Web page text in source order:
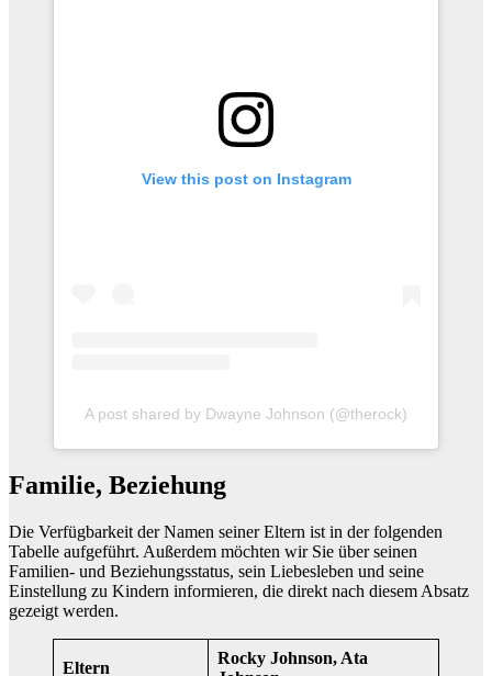
View this post on Instagram
A post shared by Dwayne Johnson (@therock)
Familie, Beziehung
Die Verfügbarkeit der Namen seiner Eltern ist in der folgenden
Tabelle aufgeführt. Außerdem möchten wir Sie über seinen
Familien- und Beziehungsstatus, sein Liebesleben und seine
Einstellung zu Kindern informieren, die direkt nach diesem Absatz
gezeigt werden.
Eltern
Rocky Johnson, Ata